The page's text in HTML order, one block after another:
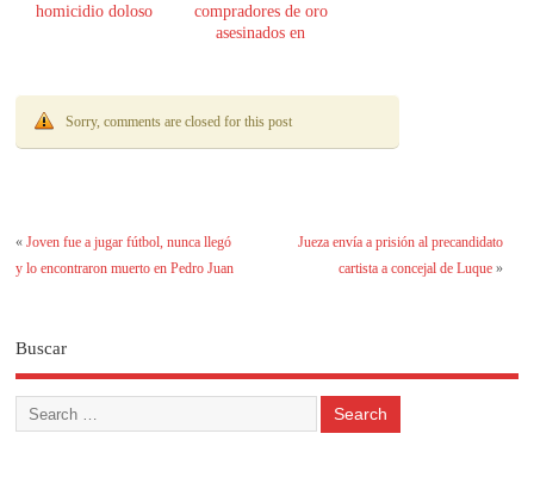
homicidio doloso
compradores de oro
asesinados en
Sorry, comments are closed for this post
«Joven fue a jugar fútbol, nunca llegó
y lo encontraron muerto en Pedro Juan
Jueza envía a prisión al precandidato
cartista a concejal de Luque»
Buscar